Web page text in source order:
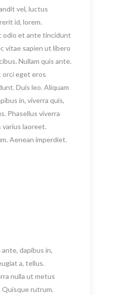
vel, luctus
id, lorem.
odio et ante tincidunt
vitae sapien ut libero
Nullam quis ante.
orci eget eros
Duis leo. Aliquam
in, viverra quis,
Phasellus viverra
laoreet.
Aenean imperdiet.
dapibus in,
a, tellus.
nulla ut metus
Quisque rutrum.